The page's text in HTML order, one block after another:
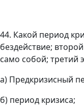
44. Какой период
бездействие;
само собой; третий
а) Предкризисный
б) период кризиса;